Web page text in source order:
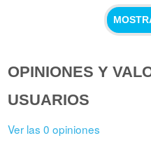
OPINIONES Y
USUARIOS
Ver las 0 opiniones